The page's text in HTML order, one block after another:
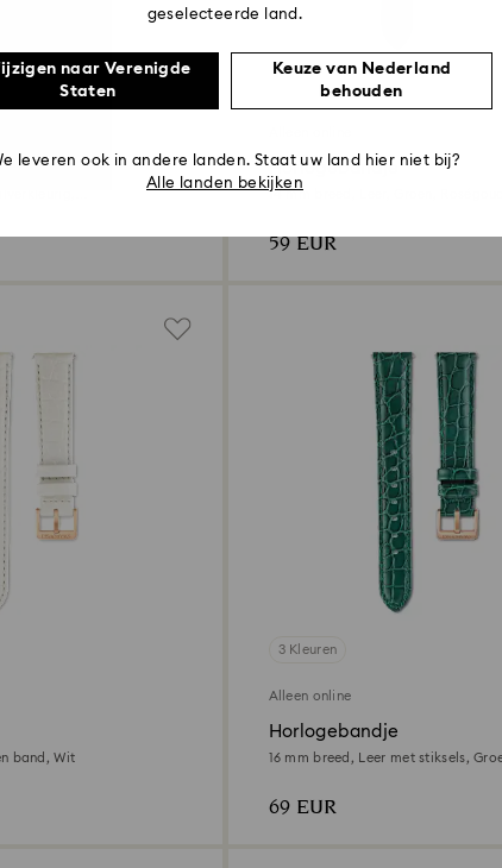
Horlogebandje
14 mm breed, Leer, Groen,
59 EUR
band, Wit
3 Kleuren
Alleen online
Horlogebandje
16 mm breed, Leer met stiksels,
69 EUR
geselecteerde land.
naar Verenigde
Staten
Keuze van Nederland
behouden
leveren ook in andere landen. Staat uw land hier niet bij?
Alle landen bekijken